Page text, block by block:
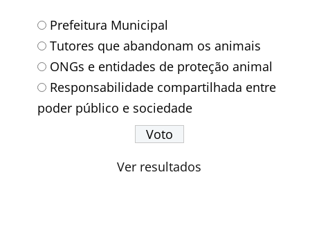
Prefeitura Municipal
Tutores que abandonam os animais
ONGs e entidades de proteção animal
Responsabilidade compartilhada entre
poder público e sociedade
Ver resultados